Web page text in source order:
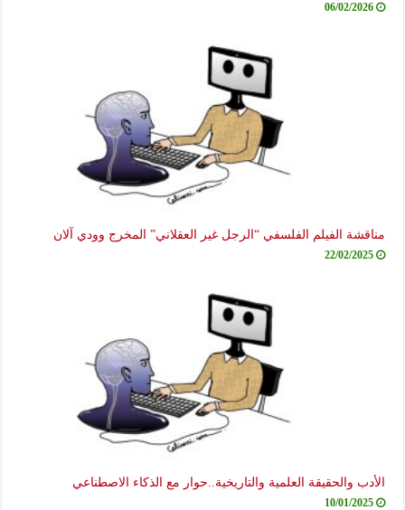
06/02/2026
مناقشة الفيلم الفلسفي “الرجل غير العقلاني” المخرج وودي آلان
22/02/2025
الأدب والحقيقة العلمية والتاريخية..حوار مع الذكاء الاصطناعي
10/01/2025